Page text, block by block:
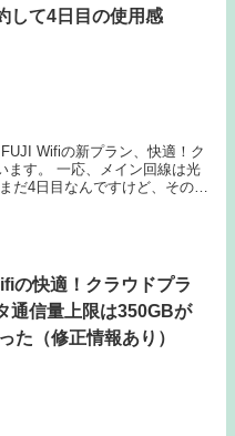
して4日目の使用感
ン回線は光
の快適！クラウドプラ
通信量上限は350GBが
た（修正情報あり）